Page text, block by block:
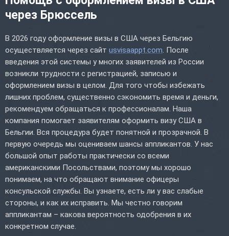
через Брюссель
В 2026 году оформление визы в США через Бельгию
осуществляется через сайт usvisaappt.com. После
введения этой системы у многих заявителей из России
возникли трудности с регистрацией, записью и
оформлением визы в целом. Для того чтобы избежать
лишних проблем, существенно сэкономить время и деньги,
рекомендуем обращаться к профессионалам. Наша
компания помогает заявителям оформить визу США в
Бельгии. Вся процедура будет понятной и прозрачной. В
первую очередь мы оцениваем шансы аппликантов. У нас
большой опыт работы практически со всеми
американскими Посольствами, поэтому мы хорошо
понимаем, на что обращают внимание офицеры
консульской службы. Вы узнаете, есть ли у вас слабые
стороны, и как их исправить. Мы честно говорим
аппликантам – какова вероятность одобрения в их
конкретном случае.